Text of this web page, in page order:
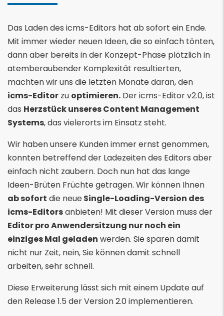
Das Laden des icms-Editors hat ab sofort ein Ende.
Mit immer wieder neuen Ideen, die so einfach tönten,
dann aber bereits in der Konzept-Phase plötzlich in
atemberaubender Komplexität resultierten,
machten wir uns die letzten Monate daran, den
icms-Editor zu optimieren. Der icms-Editor v2.0, ist
das Herzstück unseres Content Management
Systems, das vielerorts im Einsatz steht.
Wir haben unsere Kunden immer ernst genommen,
konnten betreffend der Ladezeiten des Editors aber
einfach nicht zaubern. Doch nun hat das lange
Ideen-Brüten Früchte getragen. Wir können Ihnen
ab sofort die neueSingle-Loading-Version des
icms-Editorsanbieten! Mit dieser Version muss der
Editor pro Anwendersitzung nur noch ein
einziges Mal geladen werden. Sie sparen damit
nicht nur Zeit, nein, Sie können damit schnell
arbeiten, sehr schnell.
Diese Erweiterung lässt sich mit einem Update auf
den Release 1.5 der Version 2.0 implementieren.